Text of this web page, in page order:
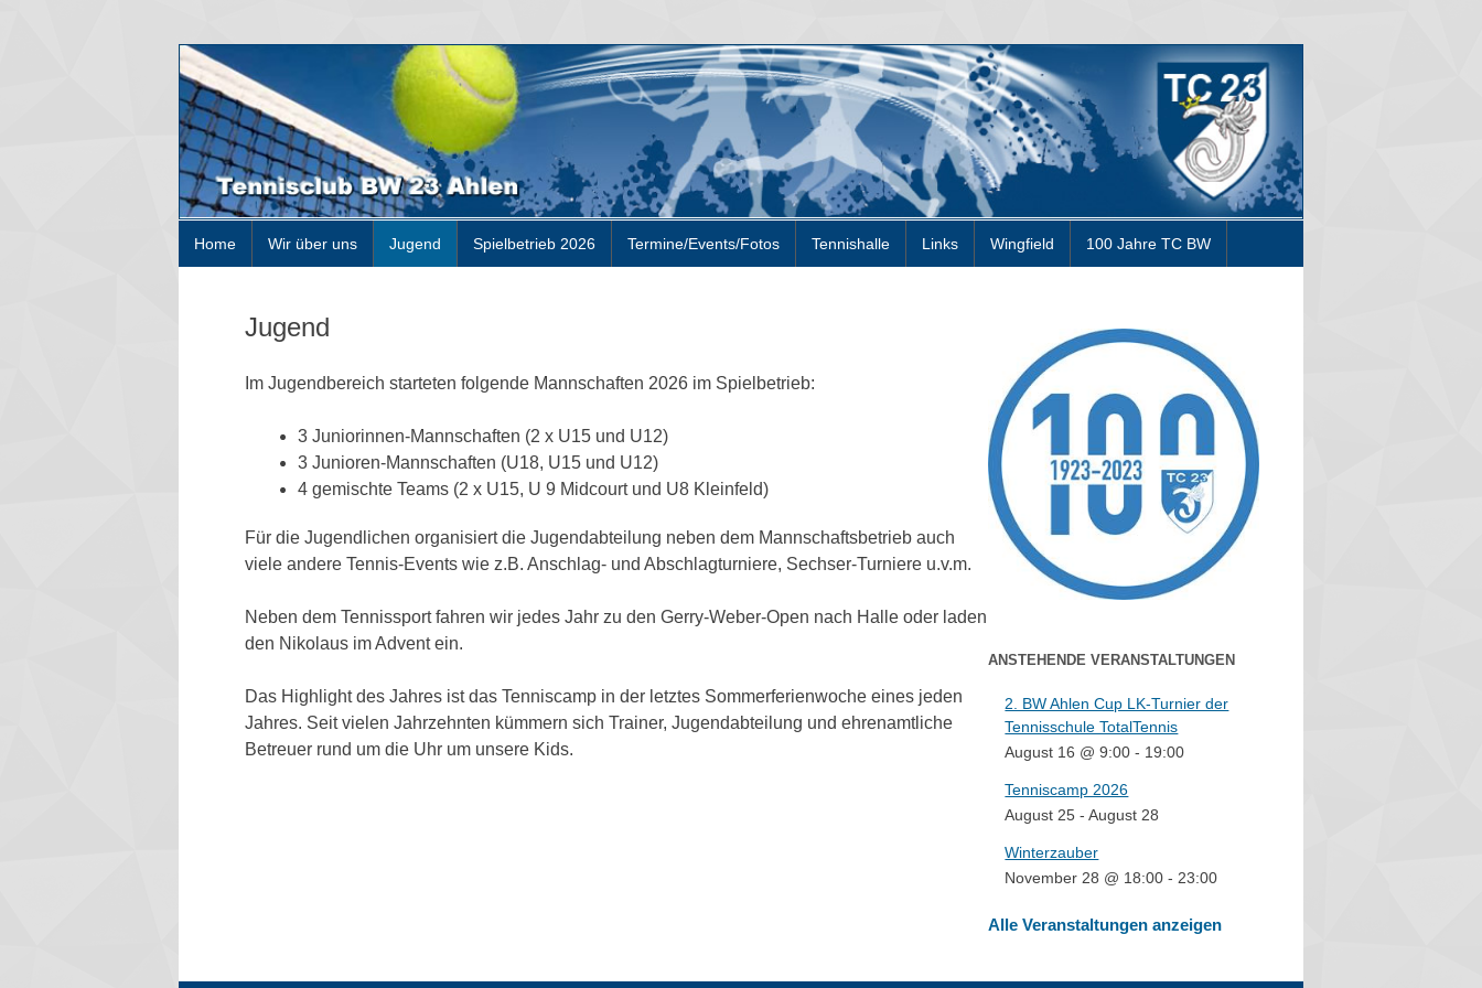
Home Wir über uns Jugend Spielbetrieb 2026 Termine/Events/Fotos Tennishalle Links Wingfield 100 Jahre TC BW
Jugend
Im Jugendbereich starteten folgende Mannschaften 2026 im Spielbetrieb:
3 Juniorinnen-Mannschaften (2 x U15 und U12)
3 Junioren-Mannschaften (U18, U15 und U12)
4 gemischte Teams (2 x U15, U 9 Midcourt und U8 Kleinfeld)
Für die Jugendlichen organisiert die Jugendabteilung neben dem Mannschaftsbetrieb auch
viele andere Tennis-Events wie z.B. Anschlag- und Abschlagturniere, Sechser-Turniere u.v.m.
Neben dem Tennissport fahren wir jedes Jahr zu den Gerry-Weber-Open nach Halle oder laden
den Nikolaus im Advent ein.
Das Highlight des Jahres ist das Tenniscamp in der letztes Sommerferienwoche eines jeden
Jahres. Seit vielen Jahrzehnten kümmern sich Trainer, Jugendabteilung und ehrenamtliche
Betreuer rund um die Uhr um unsere Kids.
ANSTEHENDE VERANSTALTUNGEN
2. BW Ahlen Cup LK-Turnier der
Tennisschule TotalTennis
August 16 @ 9:00 - 19:00
Tenniscamp 2026
August 25 -August 28
Winterzauber
November 28 @ 18:00 -23:00
Alle Veranstaltungen anzeigen